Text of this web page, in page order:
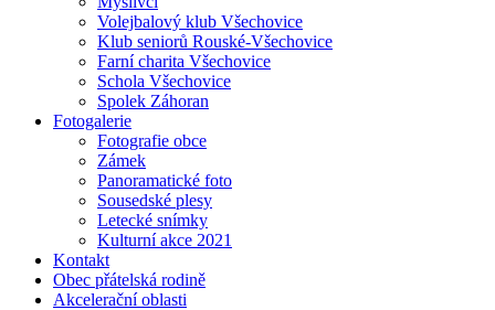
Volejbalový klub Všechovice
Klub seniorů Rouské-Všechovice
Farní charita Všechovice
Schola Všechovice
Spolek Záhoran
Fotogalerie
Fotografie obce
Zámek
Panoramatické foto
Sousedské plesy
Letecké snímky
Kulturní akce 2021
Kontakt
Obec přátelská rodině
Akcelerační oblasti